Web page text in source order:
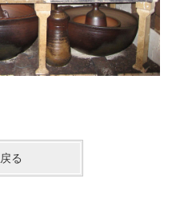
る